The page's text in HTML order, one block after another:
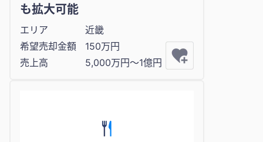
も拡大可能
エリア
近畿
希望売却金額
150万円
売上高
5,000万円〜1億円